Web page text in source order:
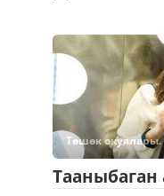
Төшөк окуялары.